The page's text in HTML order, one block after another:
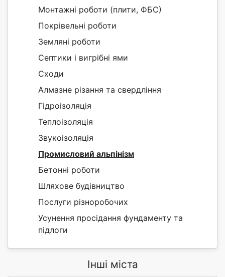
Монтажні роботи (плити, ФБС)
Покрівельні роботи
Земляні роботи
Септики і вигрібні ями
Сходи
Алмазне різання та свердління
Гідроізоляція
Теплоізоляція
Звукоізоляція
Промисловий альпінізм
Бетонні роботи
Шляхове будівництво
Послуги різноробочих
Усунення просідання фундаменту та
підлоги
Інші міста